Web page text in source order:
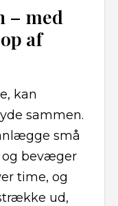
– med
af
kan
sammen.
små
og bevæger
time, og
ud,